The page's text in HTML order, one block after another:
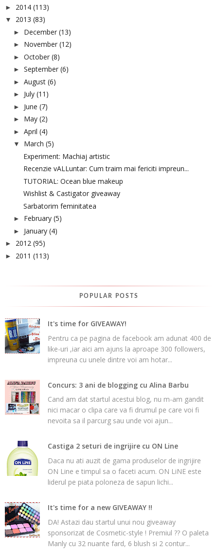
► 2014 (113)
▼ 2013 (83)
► December (13)
► November (12)
► October (8)
► September (6)
► August (6)
► July (11)
► June (7)
► May (2)
► April (4)
▼ March (5)
Experiment: Machiaj artistic
Recenzie vALLuntar: Cum traim mai fericiti impreun...
TUTORIAL: Ocean blue makeup
Wishlist & Castigator giveaway
Sarbatorim feminitatea
► February (5)
► January (4)
► 2012 (95)
► 2011 (113)
POPULAR POSTS
It's time for GIVEAWAY!
Pentru ca pe pagina de facebook am adunat 400 de
like-uri ,iar aici am ajuns la aproape 300 followers,
impreuna cu unele dintre voi am hotar...
Concurs: 3 ani de blogging cu Alina Barbu
Cand am dat startul acestui blog, nu m-am gandit
nici macar o clipa care va fi drumul pe care voi fi
nevoita sa il parcurg sau unde voi ajun...
Castiga 2 seturi de ingrijire cu ON Line
Daca nu ati auzit de gama produselor de ingrijire
ON Line e timpul sa o faceti acum. ON LiNE este
liderul pe piata poloneza de sapun lichi...
It's time for a new GIVEAWAY !!
DA! Astazi dau startul unui nou giveaway
sponsorizat de Cosmetic-style ! Premiul ?? O paleta
Manly cu 32 nuante fard, 6 blush si 2 contur...